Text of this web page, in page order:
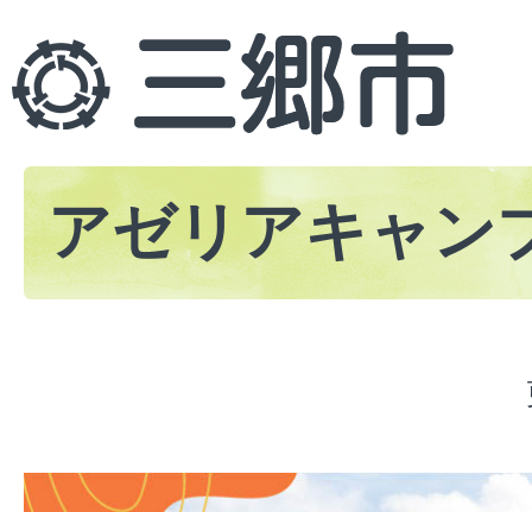
アゼリアキャン